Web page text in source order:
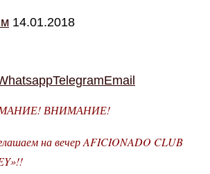
14.01.2018
TelegramEmail
ВНИМАНИЕ!
на вечер AFICIONADO CLUB